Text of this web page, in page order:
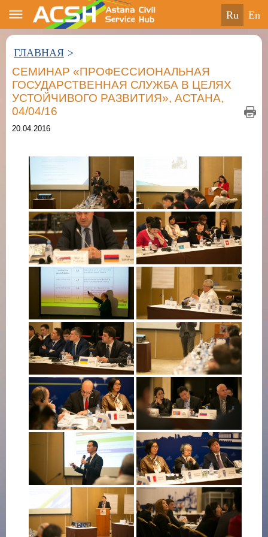
ru en
ГЛАВНАЯ >
СЕМИНАР «ПРОФЕССИОНАЛЬНАЯ
ГОСУДАРСТВЕННАЯ СЛУЖБА В ЦЕЛЯХ
УСТОЙЧИВОГО РАЗВИТИЯ», АСТАНА,
04/04/16
20.04.2016